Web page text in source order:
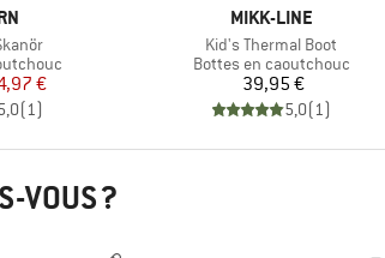
réduit
€
(1)
MARQUE
MIKK-LINE
Article
Kid's Thermal Boot
Product group
Bottes en caoutchouc
Prix
39,95 €
5,0(1)
VOUS ?